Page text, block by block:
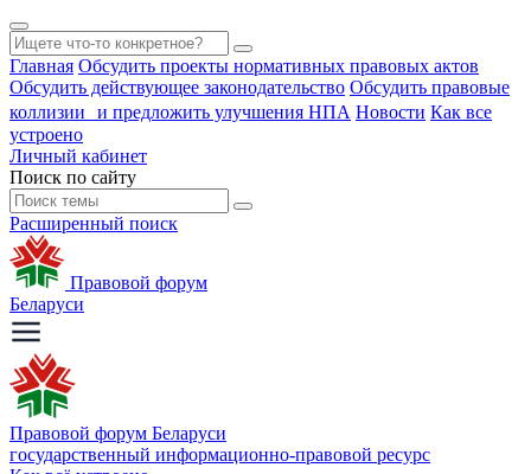
Главная Обсудить проекты нормативных правовых актов
Обсудить действующее законодательство Обсудить правовые
коллизии и предложить улучшения НПА Новости Как все
устроено
Личный кабинет
Поиск по сайту
Расширенный поиск
Правовой форум
Беларуси
Правовой форум Беларуси
государственный информационно-правовой ресурс